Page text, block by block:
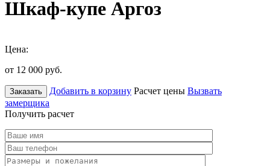
Шкаф-купе Аргоз
Цена:
от 12 000 руб.
Заказать Добавить в корзину Расчет цены Вызвать
замерщика
Получить расчет